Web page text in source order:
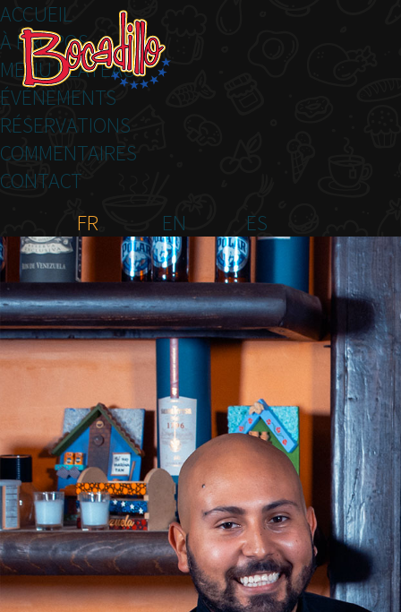
ACCUEIL
À PROPOS
MENU PLATEAU
ÉVÉNEMENTS
RÉSERVATIONS
COMMENTAIRES
CONTACT
FR
EN ES